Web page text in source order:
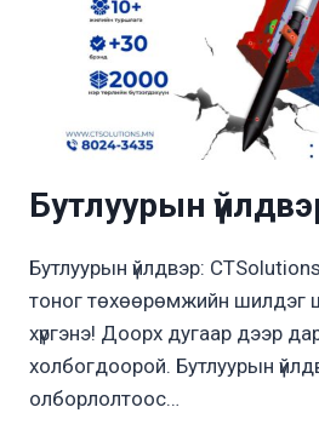
Бутлуурын
Бутлуурын үйлдвэр:
тоног төхөөрөмжийн шилдэг
хүргэнэ! Доорх дугаар дээр
холбогдоорой. Бутлуурын
олборлолтоос…